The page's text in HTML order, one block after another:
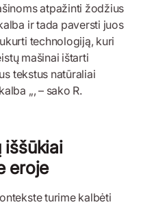
atpažinti žodžius
ir tada paversti juos
technologiją, kuri
mašinai ištarti
tekstus natūraliai
„, – sako R.
iššūkiai
eroje
turime kalbėti